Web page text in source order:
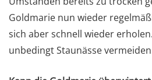
Goldmarie nun wieder
sich aber schnell wieder
unbedingt Staunässe